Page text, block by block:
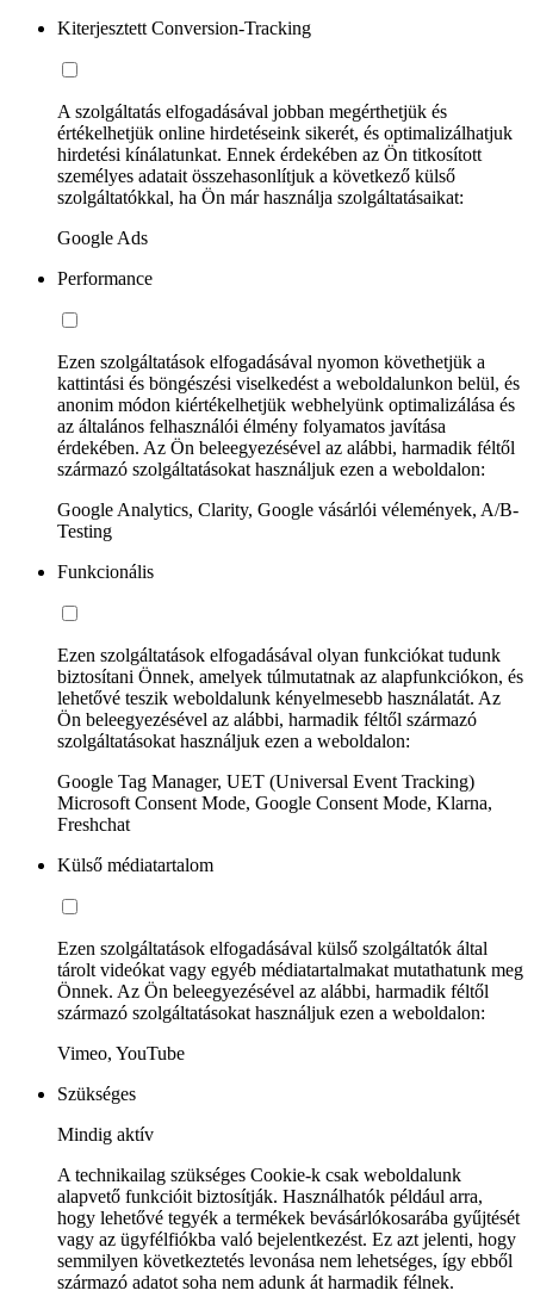
Kiterjesztett Conversion-Tracking
A szolgáltatás elfogadásával jobban megérthetjük és
értékelhetjük online hirdetéseink sikerét, és optimalizálhatjuk
hirdetési kínálatunkat. Ennek érdekében az Ön titkosított
személyes adatait összehasonlítjuk a következő külső
szolgáltatókkal, ha Ön már használja szolgáltatásaikat:
Google Ads
Performance
Ezen szolgáltatások elfogadásával nyomon követhetjük a
kattintási és böngészési viselkedést a weboldalunkon belül, és
anonim módon kiértékelhetjük webhelyünk optimalizálása és
az általános felhasználói élmény folyamatos javítása
érdekében. Az Ön beleegyezésével az alábbi, harmadik féltől
származó szolgáltatásokat használjuk ezen a weboldalon:
Google Analytics, Clarity, Google vásárlói vélemények, A/B-
Testing
Funkcionális
Ezen szolgáltatások elfogadásával olyan funkciókat tudunk
biztosítani Önnek, amelyek túlmutatnak az alapfunkciókon, és
lehetővé teszik weboldalunk kényelmesebb használatát. Az
Ön beleegyezésével az alábbi, harmadik féltől származó
szolgáltatásokat használjuk ezen a weboldalon:
Google Tag Manager, UET (Universal Event Tracking)
Microsoft Consent Mode, Google Consent Mode, Klarna,
Freshchat
Külső médiatartalom
Ezen szolgáltatások elfogadásával külső szolgáltatók által
tárolt videókat vagy egyéb médiatartalmakat mutathatunk meg
Önnek. Az Ön beleegyezésével az alábbi, harmadik féltől
származó szolgáltatásokat használjuk ezen a weboldalon:
Vimeo, YouTube
Szükséges
Mindig aktív
A technikailag szükséges Cookie-k csak weboldalunk
alapvető funkcióit biztosítják. Használhatók például arra,
hogy lehetővé tegyék a termékek bevásárlókosarába gyűjtését
vagy az ügyfélfiókba való bejelentkezést. Ez azt jelenti, hogy
semmilyen következtetés levonása nem lehetséges, így ebből
származó adatot soha nem adunk át harmadik félnek.